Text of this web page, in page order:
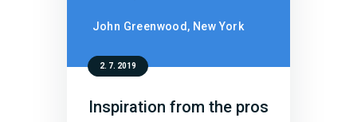
John Greenwood, New York
2. 7. 2019
Inspiration from the pros